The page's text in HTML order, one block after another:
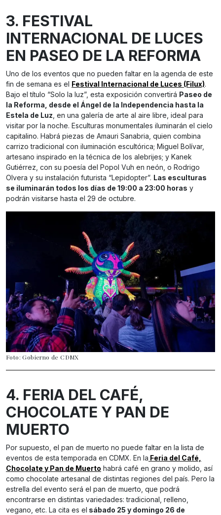
3. FESTIVAL
INTERNACIONAL DE LUCES
EN PASEO DE LA REFORMA
Uno de los eventos que no pueden faltar en la agenda de este
fin de semana es el Festival Internacional de Luces (Filux).
Bajo el título “Solo la luz”, esta exposición convertirá Paseo de
la Reforma, desde el Ángel de la Independencia hasta la
Estela de Luz, en una galería de arte al aire libre, ideal para
visitar por la noche. Esculturas monumentales iluminarán el cielo
capitalino. Habrá piezas de Amauri Sanabria, quien combina
carrizo tradicional con iluminación escultórica; Miguel Bolívar,
artesano inspirado en la técnica de los alebrijes; y Kanek
Gutiérrez, con su poesía del Popol Vuh en neón, o Rodrigo
Olvera y su instalación futurista “Lepidopter”. Las esculturas
se iluminarán todos los días de 19:00 a 23:00 horas y
podrán visitarse hasta el 29 de octubre.
Foto: Gobierno de CDMX
4. FERIA DEL CAFÉ,
CHOCOLATE Y PAN DE
MUERTO
Por supuesto, el pan de muerto no puede faltar en la lista de
eventos de esta temporada en CDMX. En la Feria del Café,
Chocolate y Pan de Muerto habrá café en grano y molido, así
como chocolate artesanal de distintas regiones del país. Pero la
estrella del evento será el pan de muerto, que podrá
encontrarse en distintas variedades: tradicional, relleno,
vegano, etc. La cita es el sábado 25 y domingo 26 de